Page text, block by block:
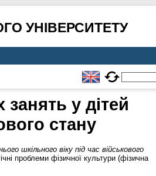
УНІВЕРСИТЕТУ
у дітей
стану
шкільного віку під час військового
проблеми фізичної культури (фізична